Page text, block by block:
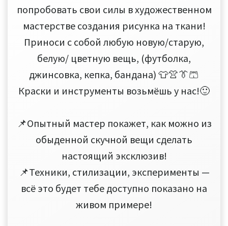
попробовать свои силы в художественном
мастерстве создания рисунка на ткани!
Приноси с собой любую новую/старую,
белую/ цветную вещь, (футболка,
джинсовка, кепка, бандана) 👕👚👔🩳
Краски и инструменты возьмёшь у нас!🙂
📌Опытный мастер покажет, как можно из
обыденной скучной вещи сделать
настоящий эксклюзив!
📌Техники, стилизации, эксперименты —
всё это будет тебе доступно показано на
живом примере!